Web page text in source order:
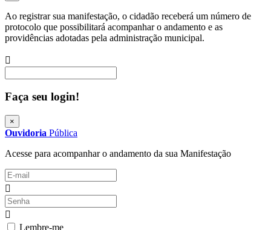
Ao registrar sua manifestação, o cidadão receberá um número de
protocolo que possibilitará acompanhar o andamento e as
providências adotadas pela administração municipal.
Faça seu login!
×
Ouvidoria Pública
Acesse para acompanhar o andamento da sua Manifestação
Lembre-me